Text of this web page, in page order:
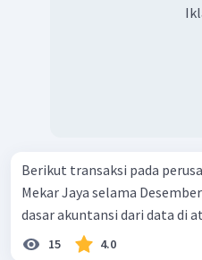
Berikut transaksi pada
Mekar Jaya selama Desember 2020. Buatlah
dasar akuntansi dari data di
15 4.0